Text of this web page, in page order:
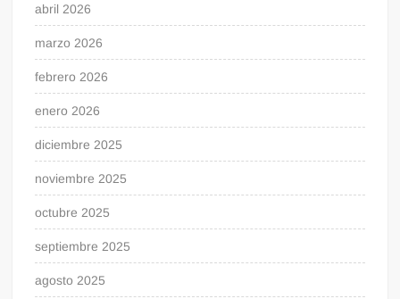
abril 2026
marzo 2026
febrero 2026
enero 2026
diciembre 2025
noviembre 2025
octubre 2025
septiembre 2025
agosto 2025